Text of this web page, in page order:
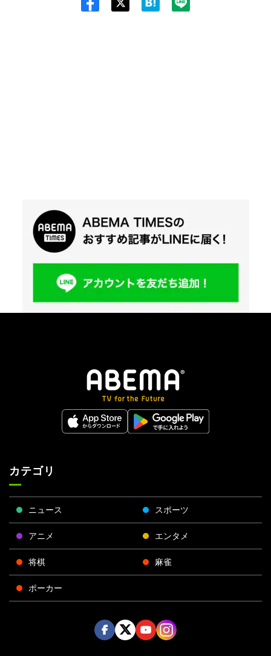
カテゴリ
ニュース スポーツ
アニメ エンタメ
将棋 麻雀
ポーカー